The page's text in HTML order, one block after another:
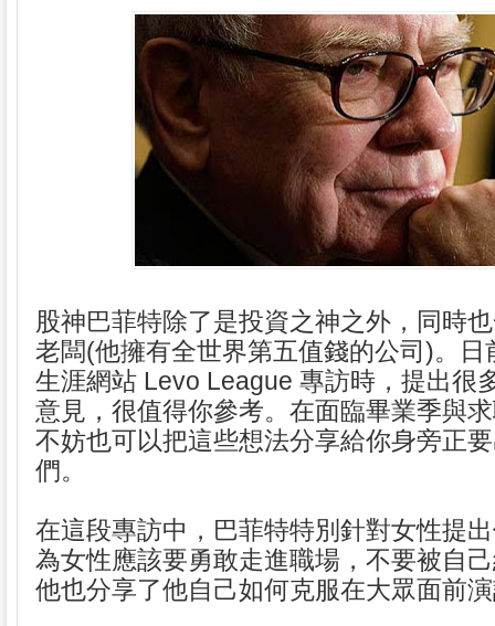
股神巴菲特除了是投資之神之外，同時
老闆(他擁有全世界第五值錢的公司)。日
生涯網站 Levo League 專訪時，提出很
意見，很值得你參考。在面臨畢業季與
不妨也可以把這些想法分享給你身旁正
們。
在這段專訪中，巴菲特特別針對女性提
為女性應該要勇敢走進職場，不要被自
他也分享了他自己如何克服在大眾面前